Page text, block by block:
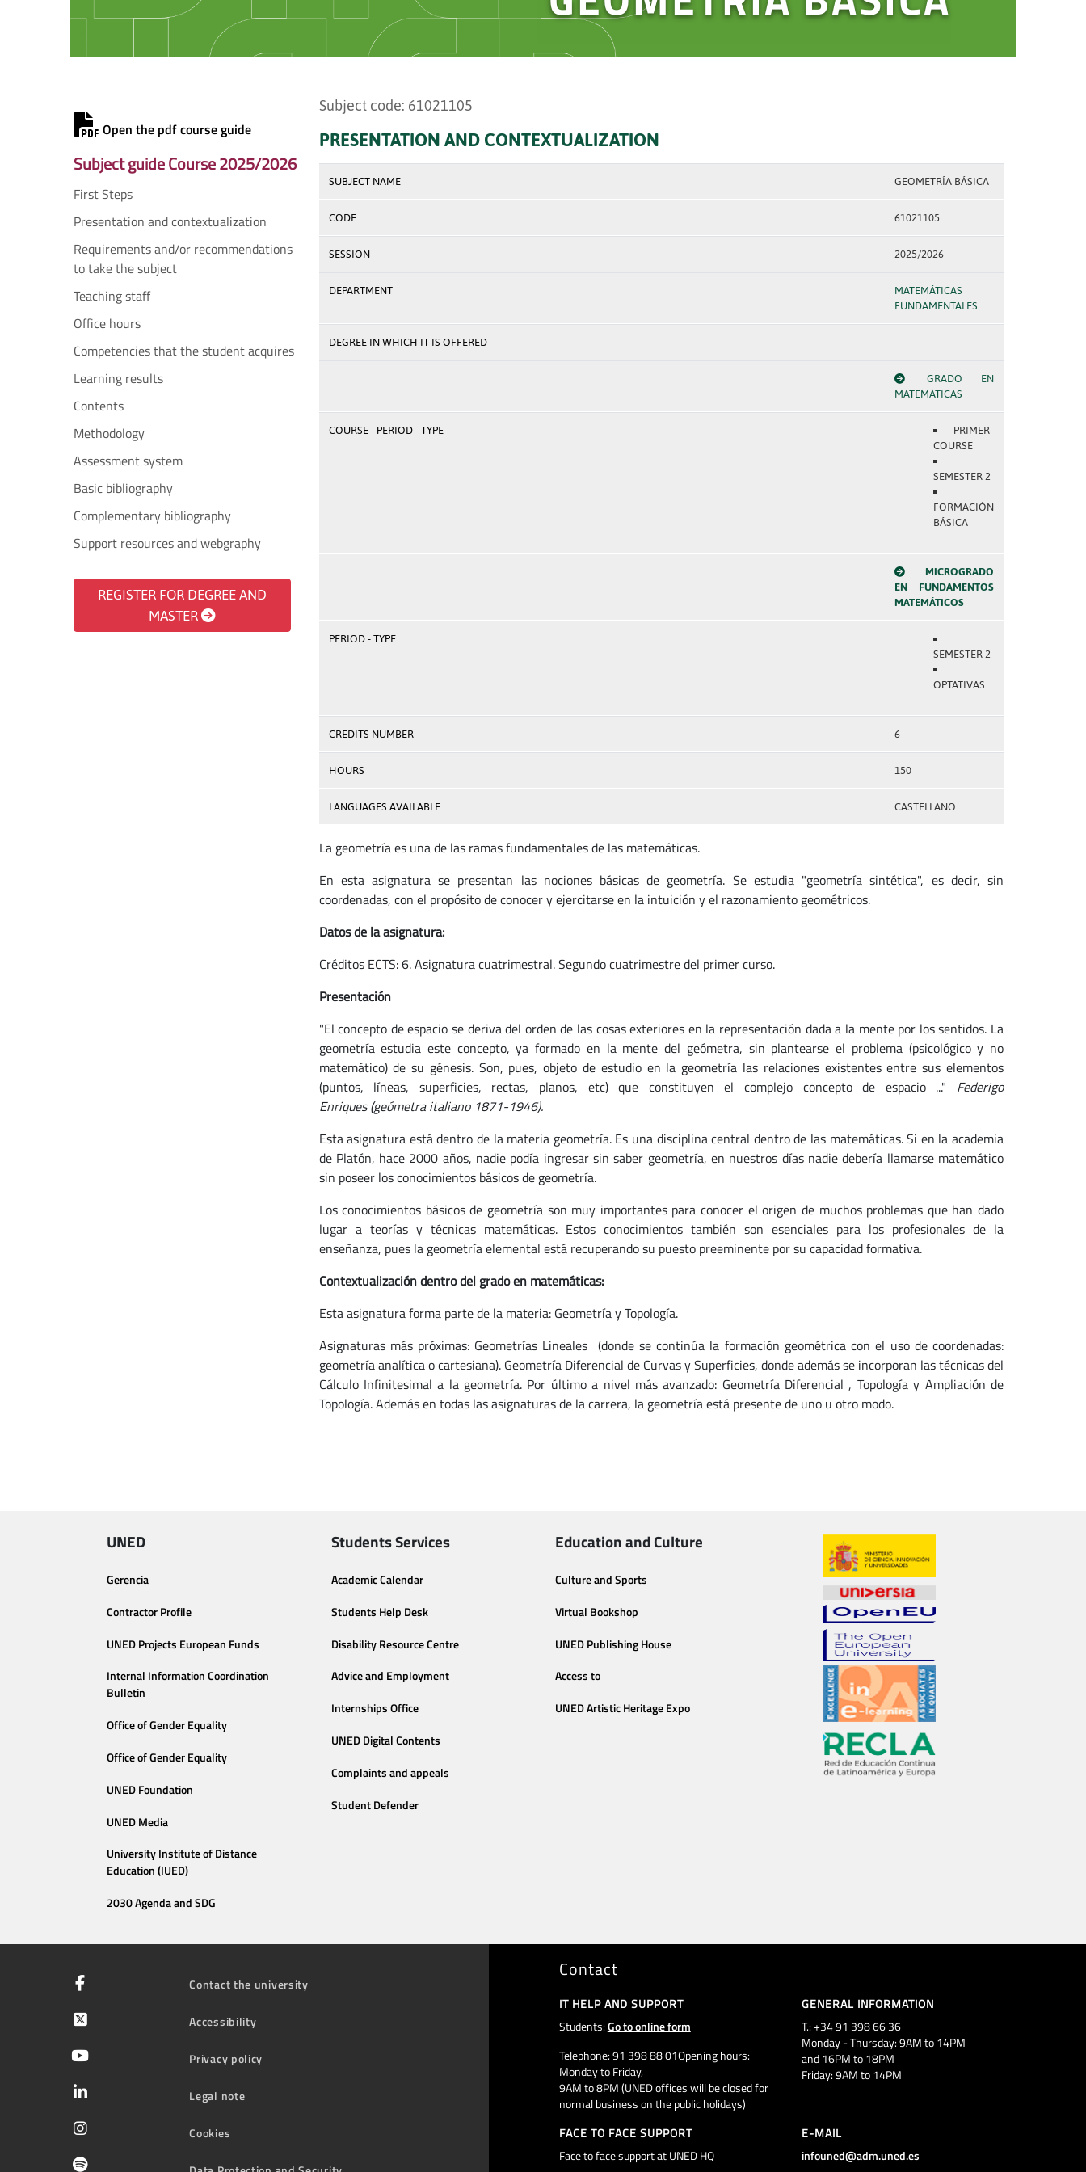
Open the pdf course guide
Subject guide Course 2025/2026
First Steps
Presentation and contextualization
Requirements and/or recommendations
to take the subject
Teaching staff
Office hours
Competencies that the student acquires
Learning results
Contents
Methodology
Assessment system
Basic bibliography
Complementary bibliography
Support resources and webgraphy
REGISTER FOR DEGREE AND
MASTER
Subject code: 61021105
PRESENTATION AND CONTEXTUALIZATION
SUBJECT NAME GEOMETRÍA BÁSICA
CODE 61021105
SESSION 2025/2026
DEPARTMENT
MATEMÁTICAS
FUNDAMENTALES
DEGREE IN WHICH IT IS OFFERED
GRADO EN
MATEMÁTICAS
COURSE - PERIOD - TYPE
PRIMER
COURSE
SEMESTER 2
FORMACIÓN
BÁSICA
MICROGRADO
EN FUNDAMENTOS
MATEMÁTICOS
PERIOD - TYPE
SEMESTER 2
OPTATIVAS
CREDITS NUMBER 6
HOURS 150
LANGUAGES AVAILABLE CASTELLANO
La geometría es una de las ramas fundamentales de las matemáticas.
En esta asignatura se presentan las nociones básicas de geometría. Se estudia "geometría sintética", es decir, sin
coordenadas, con el propósito de conocer y ejercitarse en la intuición y el razonamiento geométricos.
Datos de la asignatura:
Créditos ECTS: 6. Asignatura cuatrimestral. Segundo cuatrimestre del primer curso.
Presentación
"El concepto de espacio se deriva del orden de las cosas exteriores en la representación dada a la mente por los sentidos. La
geometría estudia este concepto, ya formado en la mente del geómetra, sin plantearse el problema (psicológico y no
matemático) de su génesis. Son, pues, objeto de estudio en la geometría las relaciones existentes entre sus elementos
(puntos, líneas, superficies, rectas, planos, etc) que constituyen el complejo concepto de espacio ..." Federigo
Enriques (geómetra italiano 1871-1946).
Esta asignatura está dentro de la materia geometría. Es una disciplina central dentro de las matemáticas. Si en la academia
de Platón, hace 2000 años, nadie podía ingresar sin saber geometría, en nuestros días nadie debería llamarse matemático
sin poseer los conocimientos básicos de geometría.
Los conocimientos básicos de geometría son muy importantes para conocer el origen de muchos problemas que han dado
lugar a teorías y técnicas matemáticas. Estos conocimientos también son esenciales para los profesionales de la
enseñanza, pues la geometría elemental está recuperando su puesto preeminente por su capacidad formativa.
Contextualización dentro del grado en matemáticas:
Esta asignatura forma parte de la materia: Geometría y Topología.
Asignaturas más próximas: Geometrías Lineales (donde se continúa la formación geométrica con el uso de coordenadas:
geometría analítica o cartesiana). Geometría Diferencial de Curvas y Superficies, donde además se incorporan las técnicas del
Cálculo Infinitesimal a la geometría. Por último a nivel más avanzado: Geometría Diferencial , Topología y Ampliación de
Topología. Además en todas las asignaturas de la carrera, la geometría está presente de uno u otro modo.
UNED
Gerencia
Contractor Profile
UNED Projects European Funds
Internal Information Coordination
Bulletin
Office of Gender Equality
Office of Gender Equality
UNED Foundation
UNED Media
University Institute of Distance
Education (IUED)
2030 Agenda and SDG
Students Services
Academic Calendar
Students Help Desk
Disability Resource Centre
Advice and Employment
Internships Office
UNED Digital Contents
Complaints and appeals
Student Defender
Education and Culture
Culture and Sports
Virtual Bookshop
UNED Publishing House
Access to
UNED Artistic Heritage Expo
Contact the university
Accessibility
Privacy policy
Legal note
Cookies
Contact
IT HELP AND SUPPORT
Students:Go to online form
Telephone: 91 398 88 01Opening hours:
Monday to Friday,
9AM to 8PM (UNED offices will be closed for
normal business on the public holidays)
GENERAL INFORMATION
T.: +34 91 398 66 36
Monday - Thursday: 9AM to 14PM
and 16PM to 18PM
Friday: 9AM to 14PM
FACE TO FACE SUPPORT
Face to face support at UNED HQ
E-MAIL
infouned@adm.uned.es